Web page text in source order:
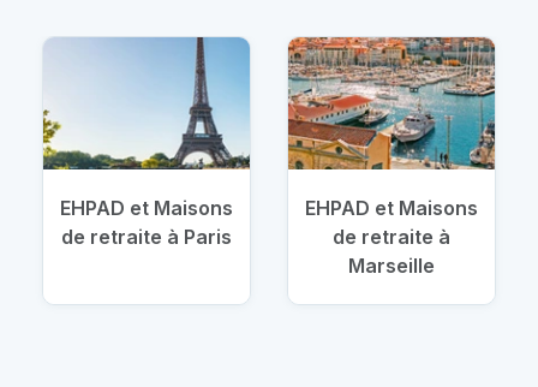
EHPAD et Maisons
de retraite à Paris
EHPAD et Maisons
de retraite à
Marseille